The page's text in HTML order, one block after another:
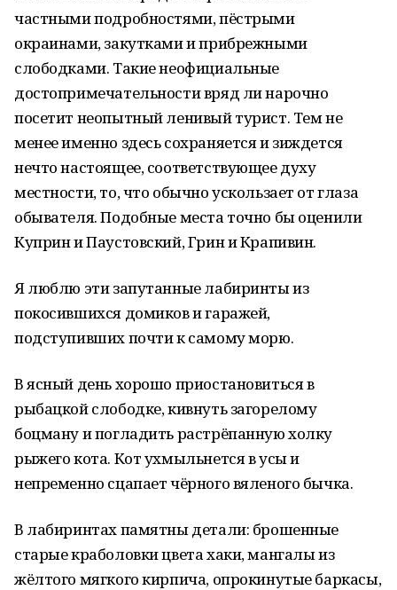
частными подробностями, пёстрыми
окраинами, закутками и прибрежными
слободками. Такие неофициальные
достопримечательности вряд ли нарочно
посетит неопытный ленивый турист. Тем не
менее именно здесь сохраняется и зиждется
нечто настоящее, соответствующее духу
местности, то, что обычно ускользает от глаза
обывателя. Подобные места точно бы оценили
Куприн и Паустовский, Грин и Крапивин.
Я люблю эти запутанные лабиринты из
покосившихся домиков и гаражей,
подступивших почти к самому морю.
В ясный день хорошо приостановиться в
рыбацкой слободке, кивнуть загорелому
боцману и погладить растрёпанную холку
рыжего кота. Кот ухмыльнется в усы и
непременно сцапает чёрного вяленого бычка.
В лабиринтах памятны детали: брошенные
старые краболовки цвета хаки, мангалы из
жёлтого мягкого кирпича, опрокинутые баркасы,